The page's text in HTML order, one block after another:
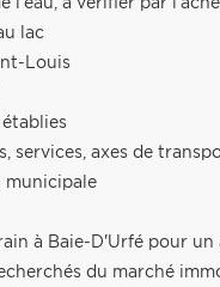
l'eau, à vérifier par
lac
Louis
services, axes de
municipale
à Baie-D'Urfé pour
du marché